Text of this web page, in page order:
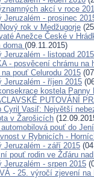
akcí v roce
Jeruzalém - prosinec
rok v Medžugorje
Anežce České v
doma (09.11.2015)
Jeruzalém - listopad 2015
- posvěcení chrámu na
pouť Celurodu 2015
Jeruzalém - říjen 2015
kostela
PUTOVÁNÍ
Cyril Vasiľ: Největší
v Žarošicích
pouť do
v Rybnicích -
Jeruzalém - září 2015
pouť rodin ve Žďáru
Jeruzalém - srpen 2015
- 25. výročí zjevení na